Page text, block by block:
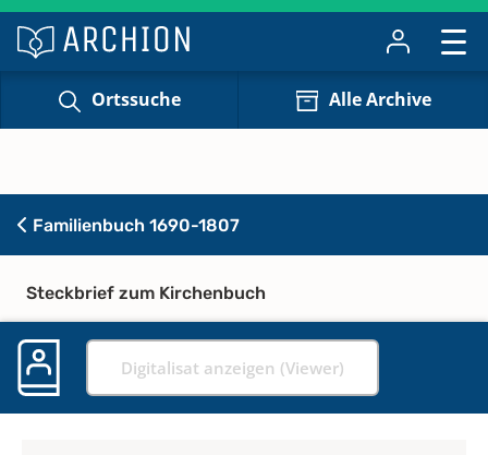
Ortssuche Alle Archive
Familienbuch 1690-1807
Steckbrief zum Kirchenbuch
Digitalisat anzeigen (Viewer)